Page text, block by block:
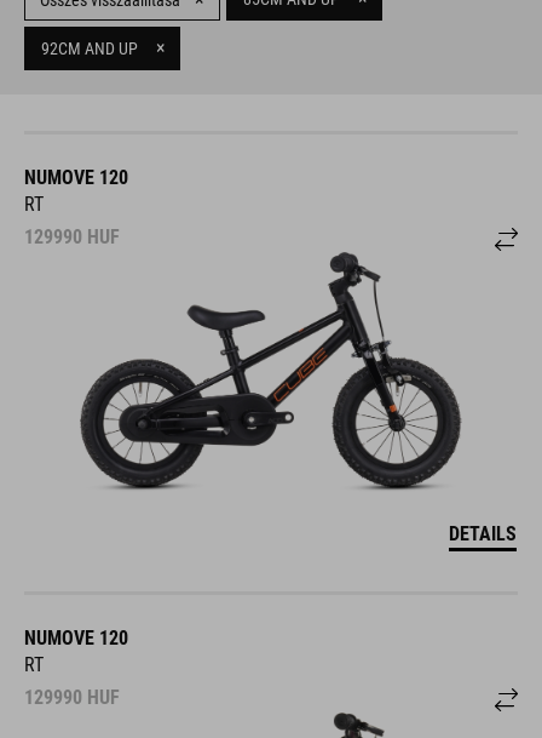
92CM AND UP ×
NUMOVE 120
RT
129990 HUF
DETAILS
NUMOVE 120
RT
129990 HUF